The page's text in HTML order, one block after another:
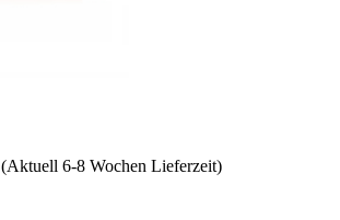
(Aktuell 6-8 Wochen Lieferzeit)